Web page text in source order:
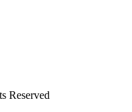
Reserved